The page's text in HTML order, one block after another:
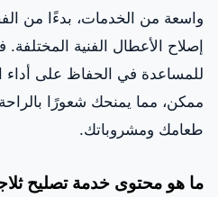
خدمات صيانة ثلاجات
كيفية اختيار شركة تصليح
الإمارات
التكاليف المتوقعة لإصلاح
نصائح للحفاظ على ثلاجة
واسعة من الخدمات، بدءًا من
إصلاح الأعطال الفنية
للمساعدة في الحفاظ على أداء
ممكن، مما يمنحك شعورًا
طعامك ومشروباتك.
ما هو محتوى خدمة تصليح